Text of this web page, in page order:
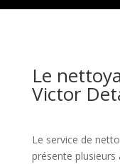
Le
Victor
Le service de
présente plusieurs